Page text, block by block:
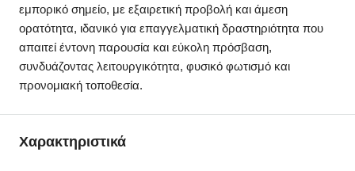
εμπορικό σημείο, με εξαιρετική προβολή και άμεση
ορατότητα, ιδανικό για επαγγελματική δραστηριότητα που
απαιτεί έντονη παρουσία και εύκολη πρόσβαση,
συνδυάζοντας λειτουργικότητα, φυσικό φωτισμό και
προνομιακή τοποθεσία.
Χαρακτηριστικά